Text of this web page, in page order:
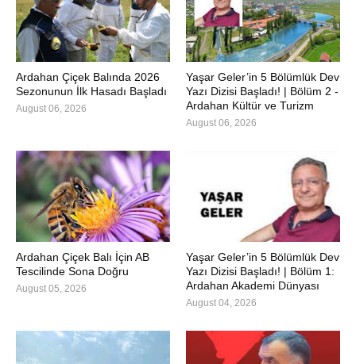
Ardahan Çiçek Balında 2026
Sezonunun İlk Hasadı Başladı
August 06, 2026
Yaşar Geler’in 5 Bölümlük Dev
Yazı Dizisi Başladı! | Bölüm 2 -
Ardahan Kültür ve Turizm
August 06, 2026
Ardahan Çiçek Balı İçin AB
Tescilinde Sona Doğru
August 05, 2026
Yaşar Geler’in 5 Bölümlük Dev
Yazı Dizisi Başladı! | Bölüm 1:
Ardahan Akademi Dünyası
August 04, 2026